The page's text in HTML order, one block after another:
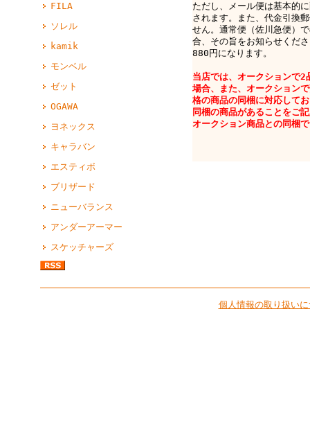
FILA
ソレル
kamik
モンベル
ゼット
OGAWA
ヨネックス
キャラバン
エスティボ
ブリザード
ニューバランス
アンダーアーマー
スケッチャーズ
ただし、メール便は基本的
されます。また、代金引換
せん。通常便（佐川急便）
合、その旨をお知らせくだ
880円になります。
当店では、オークションで2
場合、また、オークション
格の商品の同梱に対応して
同梱の商品があることをご
オークション商品との同梱
個人情報の取り扱い